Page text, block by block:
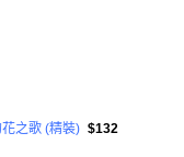
之歌 (精裝) $132